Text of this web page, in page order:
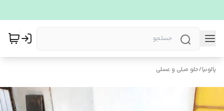
پالونیا/جلو مبلی و عسلی